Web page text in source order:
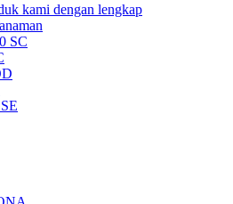
kami dengan lengkap
SC